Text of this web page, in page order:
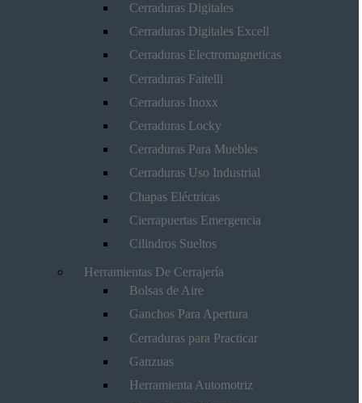
Cerraduras Digitales
Cerraduras Digitales Excell
Cerraduras Electromagneticas
Cerraduras Faitelli
Cerraduras Inoxx
Cerraduras Locky
Cerraduras Para Muebles
Cerraduras Uso Industrial
Chapas Eléctricas
Cierrapuertas Emergencia
Cilindros Sueltos
Herramientas De Cerrajería
Bolsas de Aire
Ganchos Para Apertura
Cerraduras para Practicar
Ganzuas
Herramienta Automotriz